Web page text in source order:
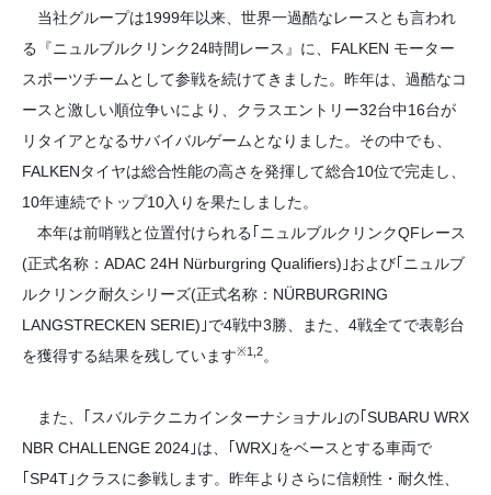
当社グループは1999年以来、世界一過酷なレースとも言われ
る『ニュルブルクリンク24時間レース』に、FALKEN モーター
スポーツチームとして参戦を続けてきました。昨年は、過酷なコ
ースと激しい順位争いにより、クラスエントリー32台中16台が
リタイアとなるサバイバルゲームとなりました。その中でも、
FALKENタイヤは総合性能の高さを発揮して総合10位で完走し、
10年連続でトップ10入りを果たしました。
本年は前哨戦と位置付けられる｢ニュルブルクリンクQFレース
(正式名称：ADAC 24H Nürburgring Qualifiers)｣および｢ニュルブ
ルクリンク耐久シリーズ(正式名称：NÜRBURGRING
LANGSTRECKEN SERIE)｣で4戦中3勝、また、4戦全てで表彰台
を獲得する結果を残しています※1,2。
また、｢スバルテクニカインターナショナル｣の｢SUBARU WRX
NBR CHALLENGE 2024｣は、｢WRX｣をベースとする車両で
｢SP4T｣クラスに参戦します。昨年よりさらに信頼性・耐久性、